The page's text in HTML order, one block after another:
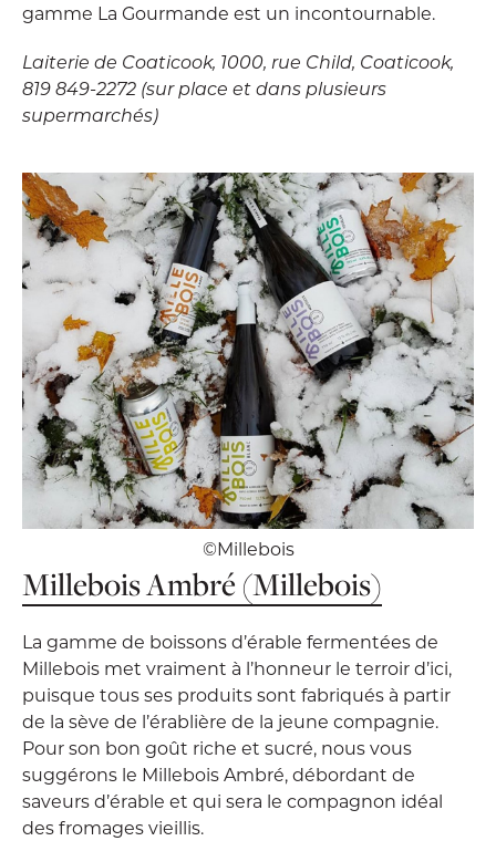
gamme La Gourmande est un incontournable.
Laiterie de Coaticook, 1000, rue Child, Coaticook,
819 849-2272 (sur place et dans plusieurs
supermarchés)
©Millebois
Millebois Ambré (Millebois)
La gamme de boissons d’érable fermentées de
Millebois met vraiment à l’honneur le terroir d’ici,
puisque tous ses produits sont fabriqués à partir
de la sève de l’érablière de la jeune compagnie.
Pour son bon goût riche et sucré, nous vous
suggérons le Millebois Ambré, débordant de
saveurs d’érable et qui sera le compagnon idéal
des fromages vieillis.